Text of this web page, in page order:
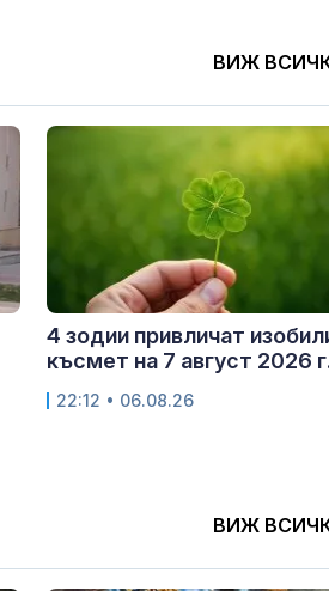
ВИЖ
4 зодии привличат
късмет на 7 август 2026
22:12 • 06.08.26
ВИЖ